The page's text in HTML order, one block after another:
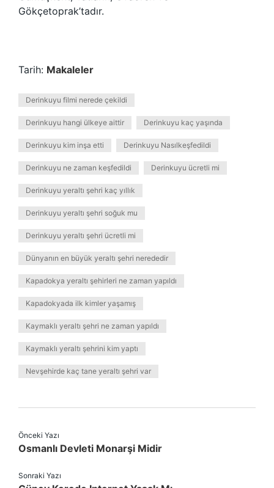
Gökçetoprak’tadır.
Tarih: Makaleler
Derinkuyu filmi nerede çekildi
Derinkuyu hangi ülkeye aittir Derinkuyu kaç yaşında
Derinkuyu kim inşa etti Derinkuyu Nasılkeşfedildi
Derinkuyu ne zaman keşfedildi Derinkuyu ücretli mi
Derinkuyu yeraltı şehri kaç yıllık
Derinkuyu yeraltı şehri soğuk mu
Derinkuyu yeraltı şehri ücretli mi
Dünyanın en büyük yeraltı şehri nerededir
Kapadokya yeraltı şehirleri ne zaman yapıldı
Kapadokyada ilk kimler yaşamış
Kaymaklı yeraltı şehri ne zaman yapıldı
Kaymaklı yeraltı şehrini kim yaptı
Nevşehirde kaç tane yeraltı şehri var
Önceki Yazı
Osmanlı Devleti Monarşi Midir
Sonraki Yazı